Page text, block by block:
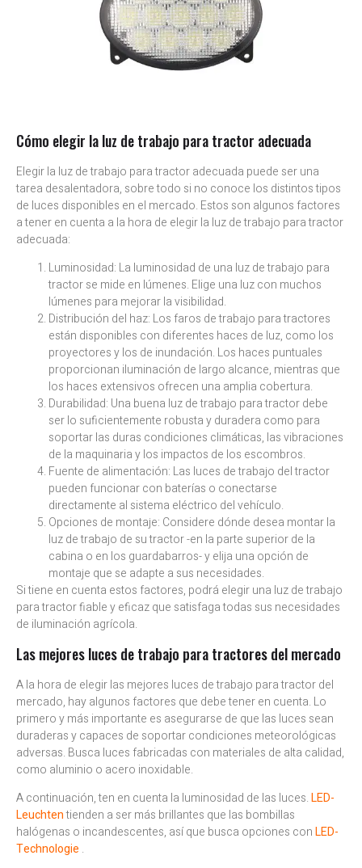
Cómo elegir la luz de trabajo para tractor adecuada
Elegir la luz de trabajo para tractor adecuada puede ser una
tarea desalentadora, sobre todo si no conoce los distintos tipos
de luces disponibles en el mercado. Estos son algunos factores
a tener en cuenta a la hora de elegir la luz de trabajo para tractor
adecuada:
Luminosidad: La luminosidad de una luz de trabajo para
tractor se mide en lúmenes. Elige una luz con muchos
lúmenes para mejorar la visibilidad.
Distribución del haz: Los faros de trabajo para tractores
están disponibles con diferentes haces de luz, como los
proyectores y los de inundación. Los haces puntuales
proporcionan iluminación de largo alcance, mientras que
los haces extensivos ofrecen una amplia cobertura.
Durabilidad: Una buena luz de trabajo para tractor debe
ser lo suficientemente robusta y duradera como para
soportar las duras condiciones climáticas, las vibraciones
de la maquinaria y los impactos de los escombros.
Fuente de alimentación: Las luces de trabajo del tractor
pueden funcionar con baterías o conectarse
directamente al sistema eléctrico del vehículo.
Opciones de montaje: Considere dónde desea montar la
luz de trabajo de su tractor -en la parte superior de la
cabina o en los guardabarros- y elija una opción de
montaje que se adapte a sus necesidades.
Si tiene en cuenta estos factores, podrá elegir una luz de trabajo
para tractor fiable y eficaz que satisfaga todas sus necesidades
de iluminación agrícola.
Las mejores luces de trabajo para tractores del mercado
A la hora de elegir las mejores luces de trabajo para tractor del
mercado, hay algunos factores que debe tener en cuenta. Lo
primero y más importante es asegurarse de que las luces sean
duraderas y capaces de soportar condiciones meteorológicas
adversas. Busca luces fabricadas con materiales de alta calidad,
como aluminio o acero inoxidable.
A continuación, ten en cuenta la luminosidad de las luces.LED-
Leuchtentienden a ser más brillantes que las bombillas
halógenas o incandescentes, así que busca opciones conLED-
Technologie .